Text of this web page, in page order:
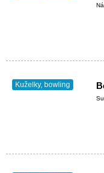
Kuželky, bowling